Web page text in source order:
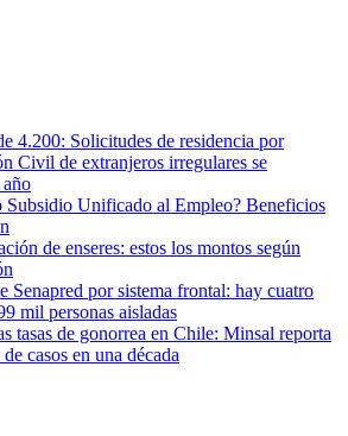
4.200: Solicitudes de residencia por
Civil de extranjeros irregulares se
Subsidio Unificado al Empleo? Beneficios
de enseres: estos los montos según
Senapred por sistema frontal: hay cuatro
mil personas aisladas
tasas de gonorrea en Chile: Minsal reporta
casos en una década